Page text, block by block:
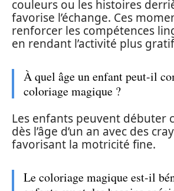
couleurs ou les histoires
favorise l’échange. Ces
renforcer les compétences
en rendant l’activité plus
À quel âge un enfant peut-il
coloriage magique ?
Les enfants peuvent débuter
dès l’âge d’un an avec des
favorisant la motricité fine.
Le coloriage magique est-il